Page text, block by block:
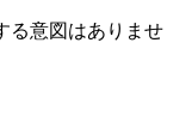
る意図はありませ